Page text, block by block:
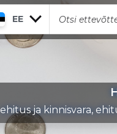
EE
ehitus ja kinnisvara,